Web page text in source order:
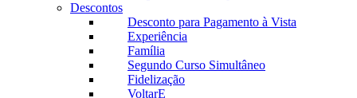
Descontos
Desconto para Pagamento à Vista
Experiência
Família
Segundo Curso Simultâneo
Fidelização
VoltarE